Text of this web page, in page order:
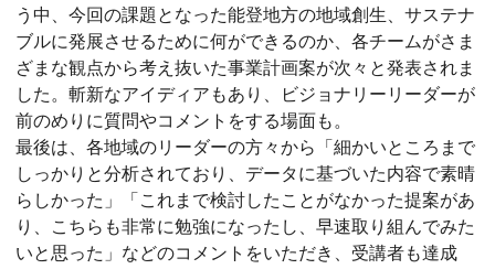
う中、今回の課題となった能登地方の地域創生、サステナ
ブルに発展させるために何ができるのか、各チームがさま
ざまな観点から考え抜いた事業計画案が次々と発表されま
した。斬新なアイディアもあり、ビジョナリーリーダーが
前のめりに質問やコメントをする場面も。
最後は、各地域のリーダーの方々から「細かいところまで
しっかりと分析されており、データに基づいた内容で素晴
らしかった」「これまで検討したことがなかった提案があ
り、こちらも非常に勉強になったし、早速取り組んでみた
いと思った」などのコメントをいただき、受講者も達成